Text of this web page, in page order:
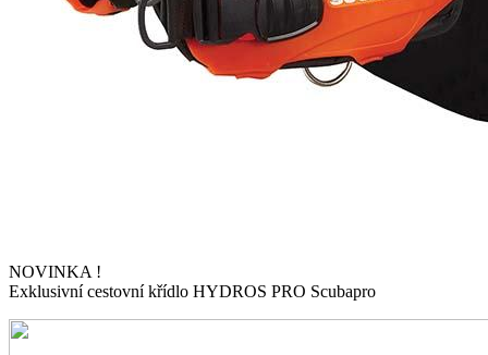
NOVINKA !
Exklusivní cestovní křídlo HYDROS PRO Scubapro